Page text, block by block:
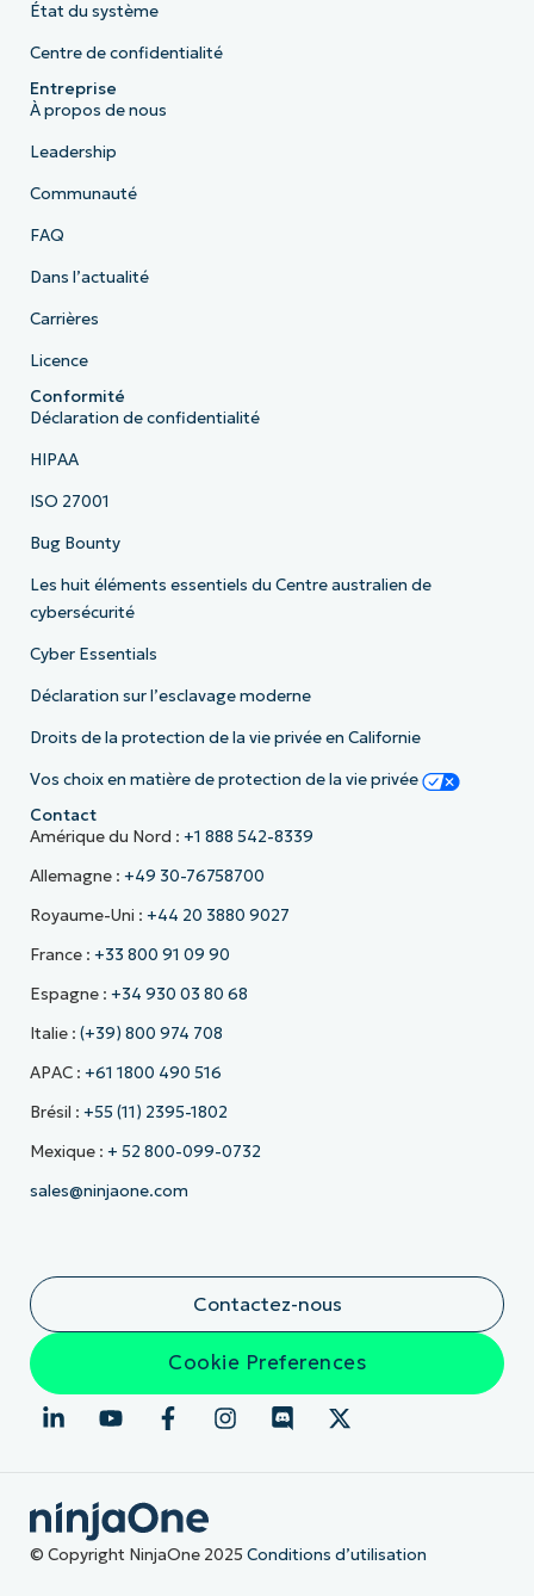
État du système
Centre de confidentialité
Entreprise
À propos de nous
Leadership
Communauté
FAQ
Dans l’actualité
Carrières
Licence
Conformité
Déclaration de confidentialité
HIPAA
ISO 27001
Bug Bounty
Les huit éléments essentiels du Centre australien de
cybersécurité
Cyber Essentials
Déclaration sur l’esclavage moderne
Droits de la protection de la vie privée en Californie
Vos choix en matière de protection de la vie privée
Contact
Amérique du Nord : +1 888 542-8339
Allemagne : +49 30-76758700
Royaume-Uni : +44 20 3880 9027
France : +33 800 91 09 90
Espagne : +34 930 03 80 68
Italie : (+39) 800 974 708
APAC : +61 1800 490 516
Brésil : +55 (11) 2395-1802
Mexique : + 52 800-099-0732
sales@ninjaone.com
Contactez-nous
Cookie Preferences
© Copyright NinjaOne 2025 Conditions d’utilisation